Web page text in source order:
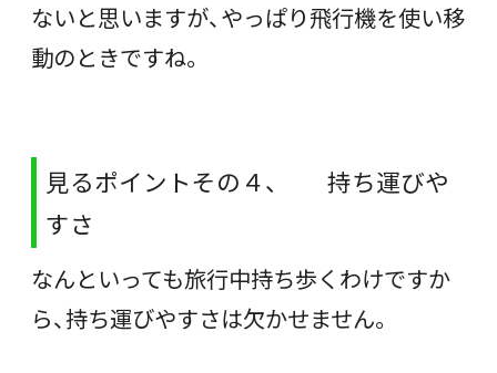
ないと思いますが、やっぱり飛行機を使い移
動のときですね。
見るポイントその４、 持ち運びや
すさ
なんといっても旅行中持ち歩くわけですか
ら、持ち運びやすさは欠かせません。